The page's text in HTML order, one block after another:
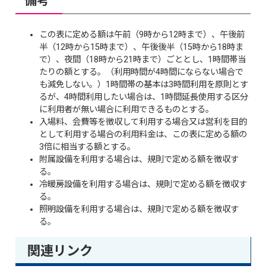
この表に定める額は午前（9時から12時まで）、午後前
半（12時から15時まで）、午後後半（15時から18時ま
で）、夜間（18時から21時まで）ごととし、1時間帯当
たりの額とする。（利用時間が4時間にならない場合で
も減免しない。）1時間帯の基本は3時間利用を原則とす
るが、4時間利用したい場合は、1時間延長使用する区分
に利用者が無い場合に利用できるものとする。
入場料、会費等を徴収して利用する場合又は営利を目的
として利用する場合の利用料金は、この表に定める額の
3倍に相当する額とする。
附属設備を利用する場合は、規則で定める額を徴収す
る。
冷暖房設備を利用する場合は、規則で定める額を徴収す
る。
照明設備を利用する場合は、規則で定める額を徴収す
る。
関連リンク